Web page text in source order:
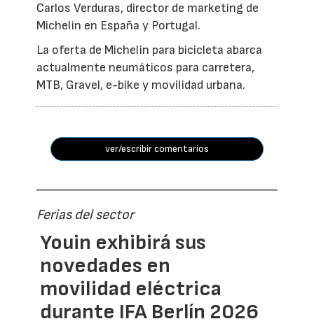
Carlos Verduras, director de marketing de
Michelin en España y Portugal.
La oferta de Michelin para bicicleta abarca
actualmente neumáticos para carretera,
MTB, Gravel, e-bike y movilidad urbana.
ver/escribir comentarios
Ferias del sector
Youin exhibirá sus
novedades en
movilidad eléctrica
durante IFA Berlín 2026